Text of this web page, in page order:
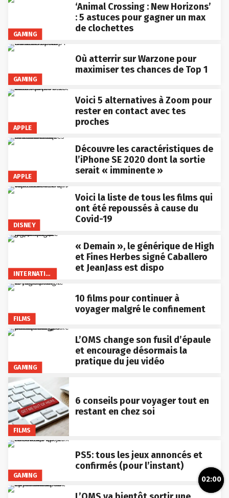
GAMING
‘Animal Crossing : New Horizons’
: 5 astuces pour gagner un max
de clochettes
GAMING
Où atterrir sur Warzone pour
maximiser tes chances de Top 1
APPLE
Voici 5 alternatives à Zoom pour
rester en contact avec tes
proches
APPLE
Découvre les caractéristiques de
l’iPhone SE 2020 dont la sortie
serait « imminente »
DISNEY
Voici la liste de tous les films qui
ont été repoussés à cause du
Covid-19
INTERNATIONAL
« Demain », le générique de High
et Fines Herbes signé Caballero
et JeanJass est dispo
FILMS
10 films pour continuer à
voyager malgré le confinement
GAMING
L’OMS change son fusil d’épaule
et encourage désormais la
pratique du jeu vidéo
FILMS
6 conseils pour voyager tout en
restant en chez soi
GAMING
PS5: tous les jeux annoncés et
confirmés (pour l’instant)
02:00